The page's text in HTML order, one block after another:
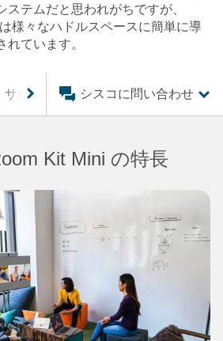
ステムだと思われがちですが、
様々なハドルスペースに簡単に導
れています。
サポート パートナー向け
シスコに問い合わせ
Kit Mini の特長